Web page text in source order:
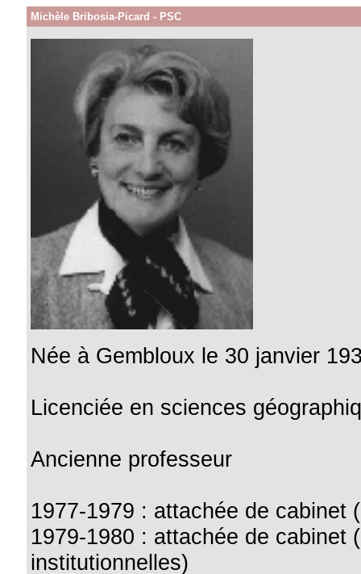
Michèle Bribosia-Picard - PSC
Née à Gembloux le 30 janvier
Licenciée en sciences
Ancienne professeur
1977-1979 : attachée de cabinet
1979-1980 : attachée de cabinet
institutionnelles)